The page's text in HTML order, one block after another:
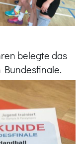
belegte das
Bundesfinale.